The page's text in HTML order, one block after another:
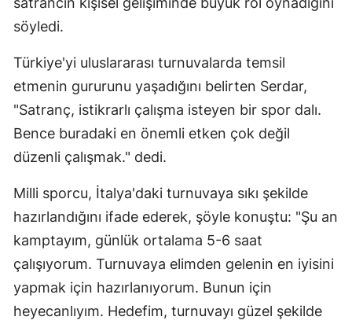
söyledi.
Türkiye'yi uluslararası turnuvalarda temsil
etmenin gururunu yaşadığını belirten Serdar,
"Satranç, istikrarlı çalışma isteyen bir spor dalı.
Bence buradaki en önemli etken çok değil
düzenli çalışmak." dedi.
Milli sporcu, İtalya'daki turnuvaya sıkı şekilde
hazırlandığını ifade ederek, şöyle konuştu: "Şu an
kamptayım, günlük ortalama 5-6 saat
çalışıyorum. Turnuvaya elimden gelenin en iyisini
yapmak için hazırlanıyorum. Bunun için
heyecanlıyım. Hedefim, turnuvayı güzel şekilde